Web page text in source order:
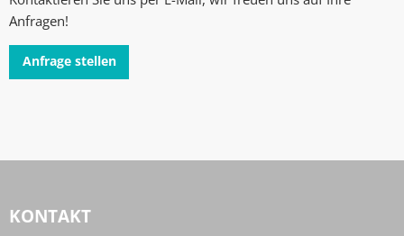
Anfragen!
Anfrage stellen
KONTAKT